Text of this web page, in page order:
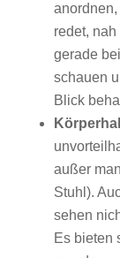
redet,
gerade
schauen
Blick
außer
Stuhl).
sehen
Es bieten